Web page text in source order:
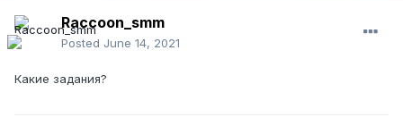
Raccoon_smm
Posted June 14, 2021
Какие задания?